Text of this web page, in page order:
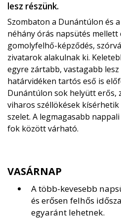
lesz részünk.
Szombaton a Dunántúlon és
néhány órás napsütés mellett
gomolyfelhő-képződés,
zivatarok alakulnak ki.
egyre zártabb, vastagabb
határvidéken tartós eső is
Dunántúlon sok helyütt erős,
viharos széllökések
szelet. A legmagasabb
fok között várható.
VASÁRNAP
A több-kevesebb
és erősen felhős
egyaránt lehetnek.